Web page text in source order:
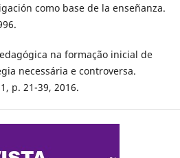
como base de la enseñanza.
na formação inicial de
necessária e controversa.
p. 21-39, 2016.